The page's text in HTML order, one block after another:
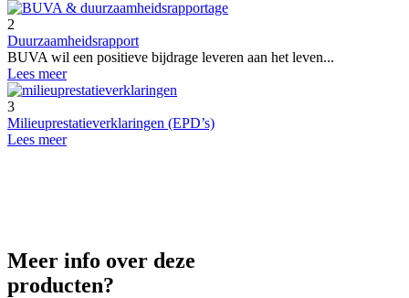
2
Duurzaamheidsrapport
BUVA wil een positieve bijdrage leveren aan het leven...
Lees meer
3
Milieuprestatieverklaringen (EPD’s)
Lees meer
Meer info over deze
producten?